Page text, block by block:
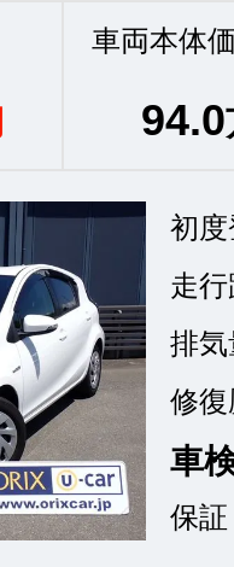
車両本体
94.0
初
走
排気
修復
車
保証